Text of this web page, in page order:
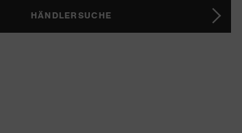
HÄNDLERSUCHE